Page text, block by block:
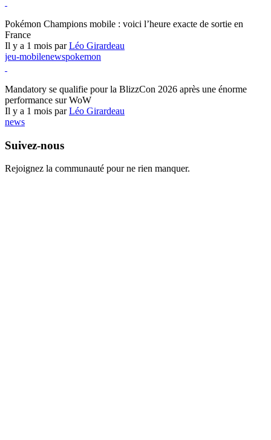
Pokémon Champions mobile : voici l’heure exacte de sortie en
France
Il y a 1 mois parLéo Girardeau
jeu-mobilenewspokemon
Mandatory se qualifie pour la BlizzCon 2026 après une énorme
performance sur WoW
Il y a 1 mois parLéo Girardeau
news
Suivez-nous
Rejoignez la communauté pour ne rien manquer.